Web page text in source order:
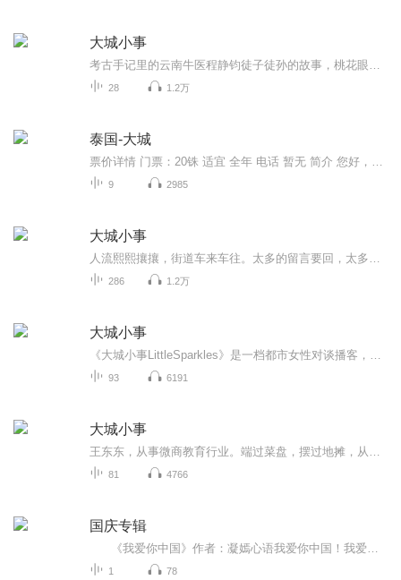
大城小事
28 1.2万
泰国-大城
9 2985
大城小事
286 1.2万
大城小事
93 6191
大城小事
81 4766
国庆专辑
1 78